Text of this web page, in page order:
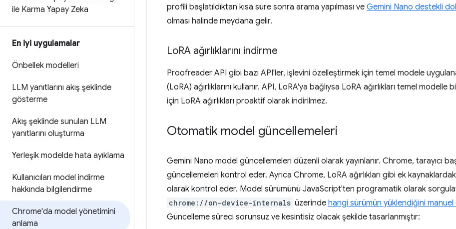
ile Karma Yapay Zeka
En iyi uygulamalar
Önbellek modelleri
LLM yanıtlarını akış şeklinde
gösterme
Akış şeklinde sunulan LLM
yanıtlarını oluşturma
Yerleşik modelde hata ayıklama
Kullanıcıları model indirme
hakkında bilgilendirme
Chrome'da model yönetimini
anlama
profili başlatıldıktan kısa süre sonra arama yapılması ve Gemini Nano destekli
olması halinde meydana gelir.
LoRA ağırlıklarını indirme
Proofreader API gibi bazı API'ler, işlevini özelleştirmek için temel modele
(LoRA) ağırlıklarını kullanır. API, LoRA'ya bağlıysa LoRA ağırlıkları temel
için LoRA ağırlıkları proaktif olarak indirilmez.
Otomatik model güncellemeleri
Gemini Nano model güncellemeleri düzenli olarak yayınlanır. Chrome, tarayıcı
güncellemeleri kontrol eder. Ayrıca Chrome, LoRA ağırlıkları gibi ek
olarak kontrol eder. Model sürümünü JavaScript'ten programatik olarak
chrome://on-device-internals üzerinde hangi sürümün yüklendiğini
Güncelleme süreci sorunsuz ve kesintisiz olacak şekilde tasarlanmıştır: